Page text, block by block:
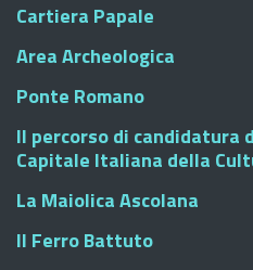
Cartiera Papale
Area Archeologica
Ponte Romano
Il percorso di candidatura
Capitale Italiana della
La Maiolica Ascolana
Il Ferro Battuto